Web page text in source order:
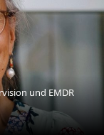
und EMDR